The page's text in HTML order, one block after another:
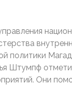
политики
Штумпф
Они